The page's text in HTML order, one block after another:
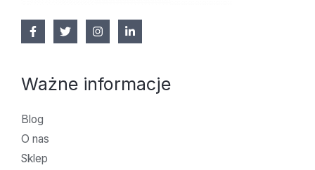
Ważne informacje
Blog
O nas
Sklep